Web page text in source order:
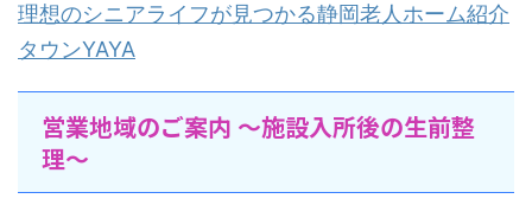
理想のシニアライフが見つかる静岡老人ホーム紹介
タウンYAYA
営業地域のご案内 〜施設入所後の生前整
理〜